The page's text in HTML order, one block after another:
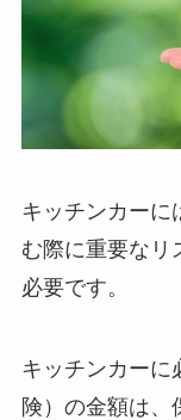
キッチンカーに
む際に重要なリ
必要です。
キッチンカーに
険）の金額は、